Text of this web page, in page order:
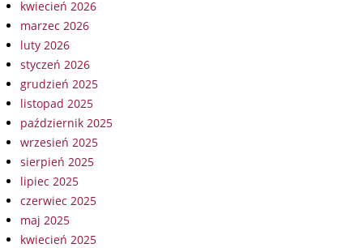
kwiecień 2026
marzec 2026
luty 2026
styczeń 2026
grudzień 2025
listopad 2025
październik 2025
wrzesień 2025
sierpień 2025
lipiec 2025
czerwiec 2025
maj 2025
kwiecień 2025